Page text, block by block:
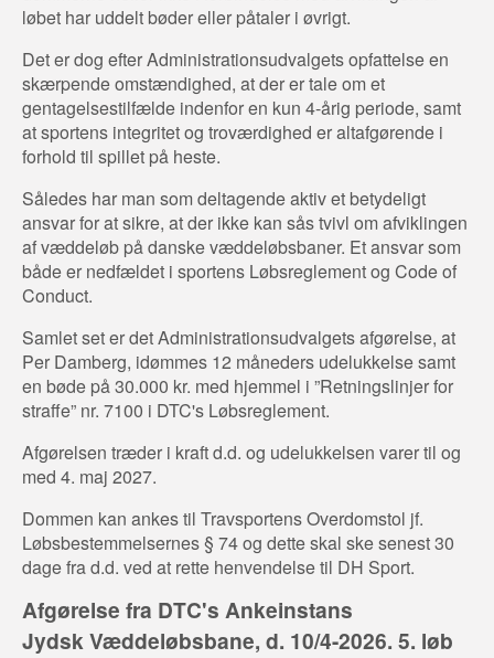
løbet har uddelt bøder eller påtaler i øvrigt.
Det er dog efter Administrationsudvalgets opfattelse en
skærpende omstændighed, at der er tale om et
gentagelsestilfælde indenfor en kun 4-årig periode, samt
at sportens integritet og troværdighed er altafgørende i
forhold til spillet på heste.
Således har man som deltagende aktiv et betydeligt
ansvar for at sikre, at der ikke kan sås tvivl om afviklingen
af væddeløb på danske væddeløbsbaner. Et ansvar som
både er nedfældet i sportens Løbsreglement og Code of
Conduct.
Samlet set er det Administrationsudvalgets afgørelse, at
Per Damberg, idømmes 12 måneders udelukkelse samt
en bøde på 30.000 kr. med hjemmel i ”Retningslinjer for
straffe” nr. 7100 i DTC's Løbsreglement.
Afgørelsen træder i kraft d.d. og udelukkelsen varer til og
med 4. maj 2027.
Dommen kan ankes til Travsportens Overdomstol jf.
Løbsbestemmelsernes § 74 og dette skal ske senest 30
dage fra d.d. ved at rette henvendelse til DH Sport.
Afgørelse fra DTC's Ankeinstans
Jydsk Væddeløbsbane, d. 10/4-2026. 5. løb